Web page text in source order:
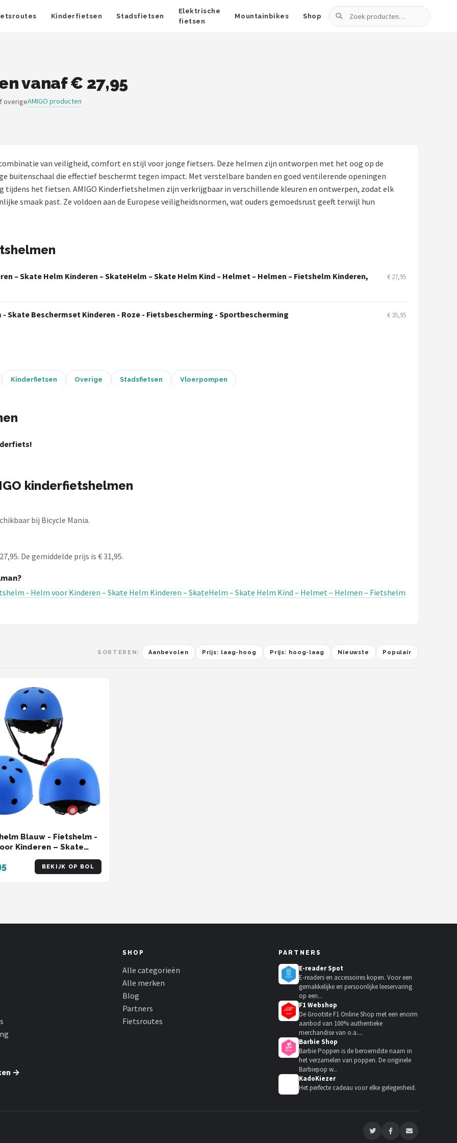
Kinderfietsen Stadsfietsen
Elektrische
fietsen
Mountainbikes Shop
Zoeken
vanaf € 27,95
overigeAMIGO producten
van veiligheid, comfort en stijl voor jonge fietsers. Deze helmen zijn ontworpen met het oog op de
buitenschaal die effectief beschermt tegen impact. Met verstelbare banden en goed ventilerende openingen
tijdens het fietsen. AMIGO Kinderfietshelmen zijn verkrijgbaar in verschillende kleuren en ontwerpen, zodat elk
smaak past. Ze voldoen aan de Europese veiligheidsnormen, wat ouders gemoedsrust geeft terwijl hun
– Skate Helm Kinderen – SkateHelm – Skate Helm Kind – Helmet – Helmen – Fietshelm Kinderen,
€ 27,95
Skate Beschermset Kinderen - Roze - Fietsbescherming - Sportbescherming € 35,95
Kinderfietsen Overige Stadsfietsen Vloerpompen
kinderfietshelmen
bij Bicycle Mania.
De gemiddelde prijs is € 31,95.
- Helm voor Kinderen – Skate Helm Kinderen – SkateHelm – Skate Helm Kind – Helmet – Helmen – Fietshelm
SORTEREN: Aanbevolen Prijs: laag-hoog Prijs: hoog-laag Nieuwste Populair
Blauw - Fietshelm -
Kinderen – Skate
– SkateHelm –
Kind – Helmet –
BEKIJK OP BOL
→
SHOP
Alle categorieën
Alle merken
Blog
Partners
Fietsroutes
PARTNERS
E-reader Spot
E-readers en accessoires kopen. Voor een
gemakkelijke en persoonlijke leeservaring
op een...
F1 Webshop
De Grootste F1 Online Shop met een enorm
aanbod van 100% authentieke
merchandise van o.a....
Barbie Shop
Barbie Poppen is de beroemdste naam in
het verzamelen van poppen. De originele
Barbiepop w...
KadoKiezer
Het perfecte cadeau voor elke gelegenheid.